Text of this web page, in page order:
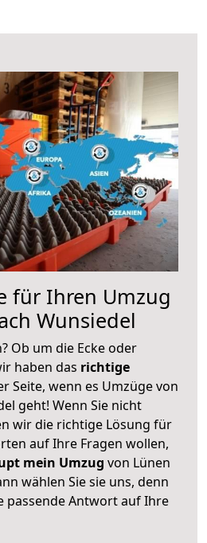
für Ihren Umzug
Wunsiedel
Ob um die Ecke oder
haben das richtige
Seite, wenn es Umzüge von
geht! Wenn Sie nicht
wir die richtige Lösung für
auf Ihre Fragen wollen,
mein Umzug von Lünen
wählen Sie sie uns, denn
passende Antwort auf Ihre